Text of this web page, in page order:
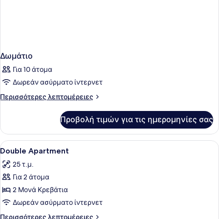
Δωμάτιο
Για 10 άτομα
Δωρεάν ασύρματο ίντερνετ
Περισσότερες λεπτομέρειες
Περισσότερες
Προβολή τιμών για τις ημερομηνίες σας
Προβολή
όλων
των
φωτογραφιών
για
Double
Apartment
Χρηματοκιβώτιο στο δωμάτιο,
8
Double Apartment
25 τ.μ.
Για 2 άτομα
2 Μονά Κρεβάτια
Δωρεάν ασύρματο ίντερνετ
Περισσότερες λεπτομέρειες
Περισσότερες